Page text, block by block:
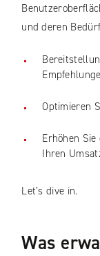
und deren
Optimieren
Erhöhen
Ihren
Let’s dive in.
Was